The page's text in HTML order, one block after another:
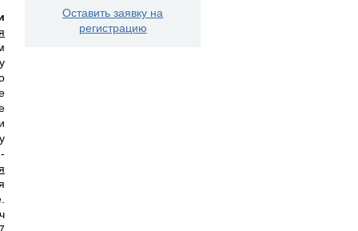
Оставить заявку на
регистрацию